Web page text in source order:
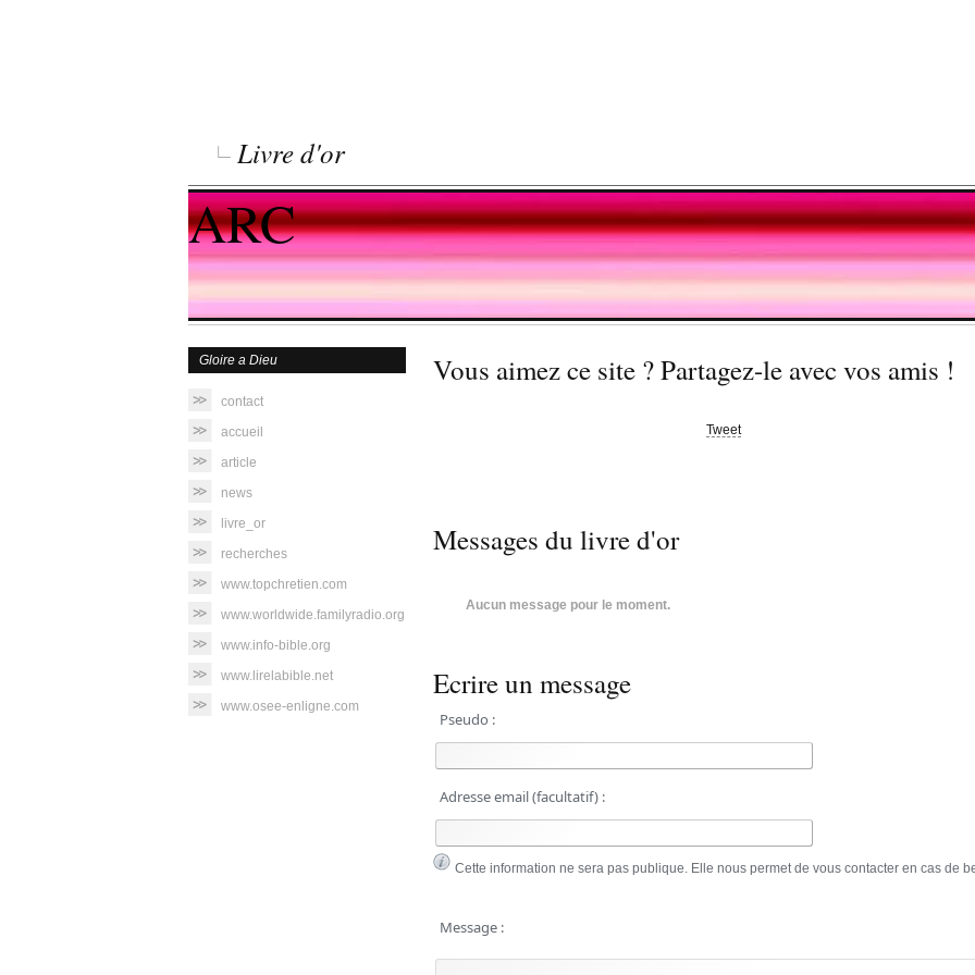
ARC
Gloire a Dieu
contact
accueil
article
news
livre_or
recherches
www.topchretien.com
www.worldwide.familyradio.org
www.info-bible.org
www.lirelabible.net
www.osee-enligne.com
Livre d'or
Vous aimez ce site ? Partagez-le avec vos amis !
Tweet
Messages du livre d'or
Aucun message pour le moment.
Ecrire un message
Pseudo :
Adresse email (facultatif) :
Cette information ne sera pas publique. Elle nous permet de vous contacter en cas de
Message :